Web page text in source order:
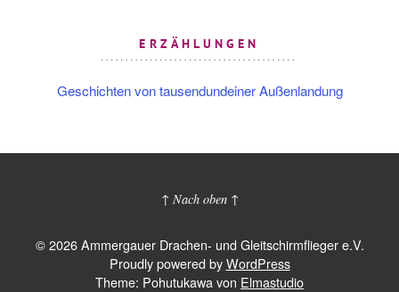
ERZÄHLUNGEN
Geschichten von tausendundeiner Außenlandung
↑ Nach oben ↑
© 2026 Ammergauer Drachen- und Gleitschirmflieger e.V.
Proudly powered byWordPress
Theme: Pohutukawa von Elmastudio